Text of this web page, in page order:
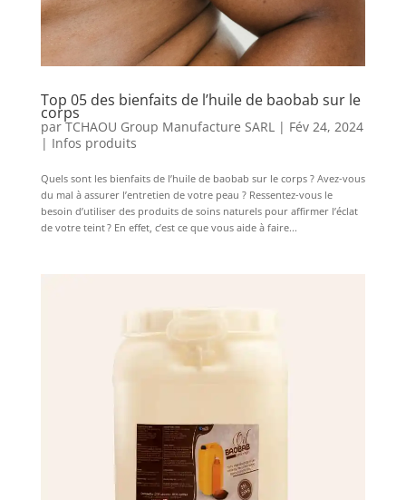
Top 05 des bienfaits de l’huile de baobab sur le
corps
parTCHAOU Group Manufacture SARL| Fév 24, 2024
| Infos produits
Quels sont les bienfaits de l’huile de baobab sur le corps ? Avez-vous
du mal à assurer l’entretien de votre peau ? Ressentez-vous le
besoin d’utiliser des produits de soins naturels pour affirmer l’éclat
de votre teint ? En effet, c’est ce que vous aide à faire...